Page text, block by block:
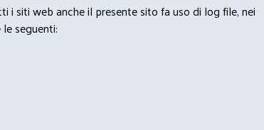
i siti web anche il presente sito fa uso di log file, nei
seguenti: